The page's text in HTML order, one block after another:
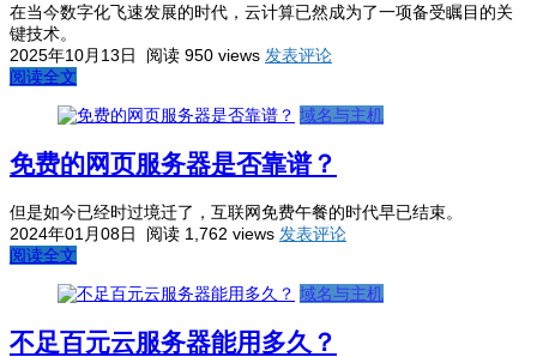
在当今数字化飞速发展的时代，云计算已然成为了一项备受瞩目的关
键技术。
2025年10月13日
阅读 950 views 发表评论
阅读全文
域名与主机
免费的网页服务器是否靠谱？
但是如今已经时过境迁了，互联网免费午餐的时代早已结束。
2024年01月08日
阅读 1,762 views 发表评论
阅读全文
域名与主机
不足百元云服务器能用多久？